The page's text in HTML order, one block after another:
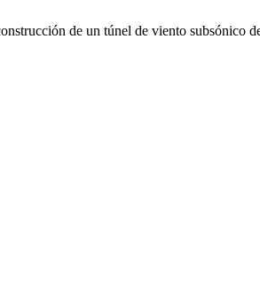
de un túnel de viento subsónico